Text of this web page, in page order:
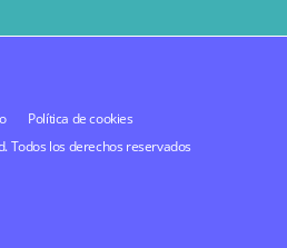
Política de cookies
Todos los derechos reservados